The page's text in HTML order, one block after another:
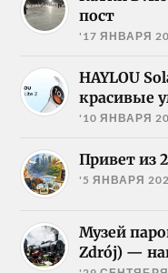
пост
'17 ЯНВАРЯ
HAYLOU
красивые
'10 ЯНВАРЯ
Привет из
'5 ЯНВАРЯ
Музей
Zdrój) —